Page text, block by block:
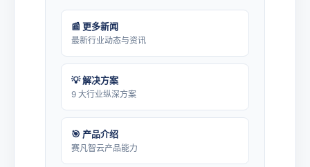
📰 更多新闻
最新行业动态与资讯
💡 解决方案
9 大行业纵深方案
🎯 产品介绍
赛凡智云产品能力